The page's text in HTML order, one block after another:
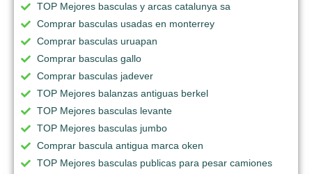
TOP Mejores basculas y arcas catalunya sa
Comprar basculas usadas en monterrey
Comprar basculas uruapan
Comprar basculas gallo
Comprar basculas jadever
TOP Mejores balanzas antiguas berkel
TOP Mejores basculas levante
TOP Mejores basculas jumbo
Comprar bascula antigua marca oken
TOP Mejores basculas publicas para pesar camiones